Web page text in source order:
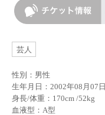
芸人
性別：男性
生年月日：2002年08月07日
身長/体重：170cm /52kg
血液型：A型